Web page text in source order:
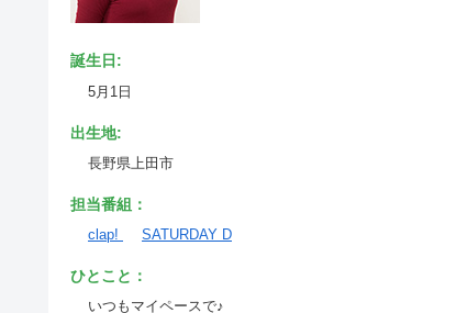
誕生日:
5月1日
出生地:
長野県上田市
担当番組：
clap! SATURDAY D
ひとこと：
いつもマイペースで♪